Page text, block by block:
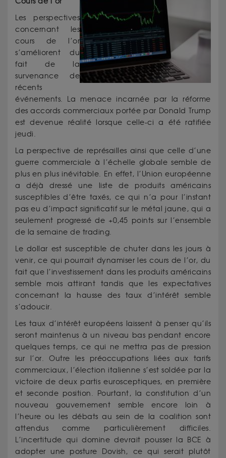
Les perspectives
concernant les
cours de l’or
s’améliorent du
fait de la
survenance de
récents
événements. La menace incarnée par la réforme
des accords commerciaux portée par Donald Trump
est devenue réalité lorsque celle-ci a été ratifiée
jeudi.
La perspective de représailles ainsi que celle d’une
guerre commerciale à l’échelle globale semble de
plus en plus inévitable. En effet, l’Union européenne
a déjà dressé une liste de produits américains
susceptibles d’être taxés, ce qui n’a pour l’instant
pas eu d’impact significatif sur le métal jaune, qui a
seulement progressé de +0,45 points sur l’ensemble
de la semaine de trading.
Le dollar est susceptible de chuter dans les jours à
venir, ce qui pourrait dynamiser les cours de l’or, du
fait que l’investissement dans les produits américains
semble mois attirant tandis que les expectatives
concernant la hausse des taux d’intérêt semble
s’adoucir.
Les taux d’intérêt européens laissent à penser qu’ils
seront maintenus à un niveau bas pendant encore
quelques temps, ce qui ne mettra pas de pression
sur l’or. Outre les préoccupations liées aux tarifs
commerciaux, l’élection italienne s’est soldée par la
victoire de deux partis eurosceptiques, en première
et seconde position. Pourtant, la constitution d’un
nouveau gouvernement semble encore loin à
l’heure ou les débats au sein de la coalition sont
attendus comme particulièrement difficiles.
L’incertitude qui domine devrait pousser la BCE à
adopter une posture Dovish, ce qui serait plutôt